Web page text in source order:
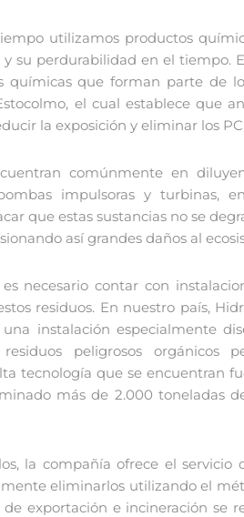
utilizamos productos
su perdurabilidad en el tiempo.
químicas que forman parte de
el cual establece que
la exposición y eliminar los
comúnmente en
impulsoras y turbinas,
que estas sustancias no se
así grandes daños al
necesario contar con
residuos. En nuestro país,
instalación especialmente
peligrosos orgánicos
tecnología que se encuentran
más de 2.000 toneladas
la compañía ofrece el
eliminarlos utilizando el
de exportación e incineración se